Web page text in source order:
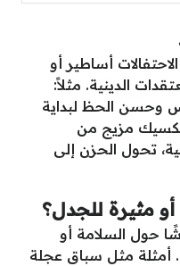
أساطير أو
الدينية. مثلاً:
وحسن الحظ لبداية
مزيج من
تحول الحزن إلى
مثيرة للجدل؟
حول السلامة أو
أمثلة مثل سباق عجلة